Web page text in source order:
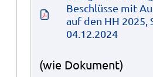
Beschlüsse mit
auf den HH 2025,
04.12.2024
(wie Dokument)